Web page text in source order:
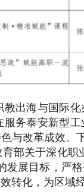
出海与国际
务泰安新型
与改革成效。
部关于深化
发展目标，严
转化，为区域